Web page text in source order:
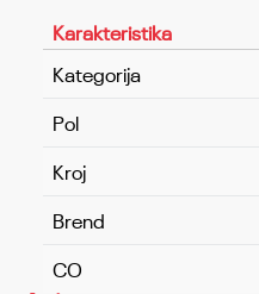
Karakteristika
Kategorija
Pol
Kroj
Brend
CO